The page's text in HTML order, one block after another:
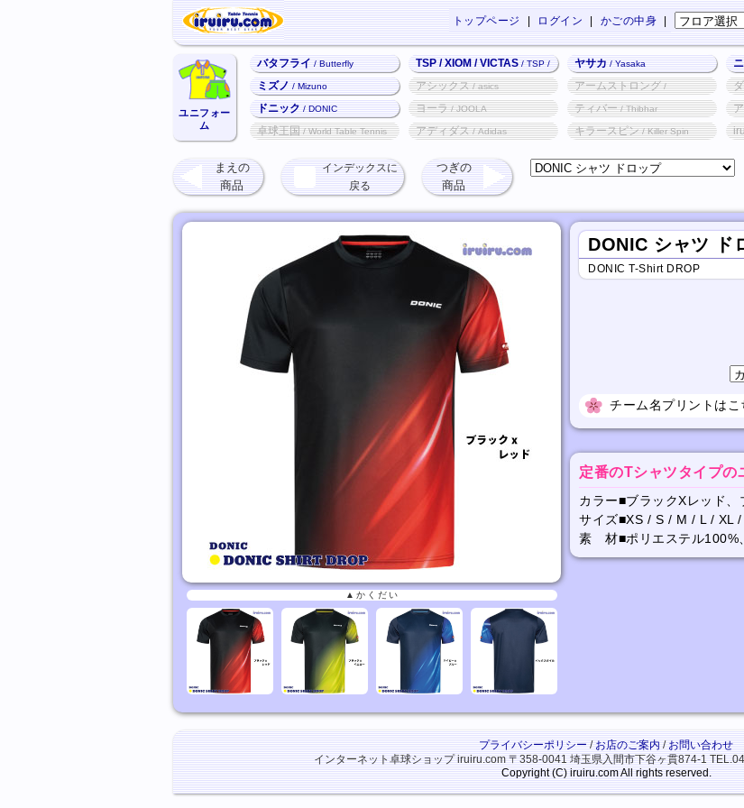
かごの中身
ログイン
トップページ
ユニフォー
ム
バタフライ/ Butterfly TSP / XIOM / VICTAS/ TSP /
XIOM / VICTAS
ヤサカ/ Yasaka
ミズノ/ Mizuno アシックス/ asics アームストロング/
Armstrong
ドニック/ DONIC ヨーラ/ JOOLA ティバー/ Thibhar
卓球王国/ World Table Tennis アディダス/ Adidas キラースピン/ Killer Spin
まえの
商品
インデックスに
戻る
つぎの
商品
▲かくだい
DONIC シャツ ド
DONIC T-Shirt DROP
チーム名プリントはこ
定番のTシャツタイプの
カラー■ブラックXレッド
サイズ■XS / S / M / L / XL /
素 材■ポリエステル100%
プライバシーポリシー/お店のご案内/お問い合わせ
インターネット卓球ショップ iruiru.com〒358-0041 埼玉県入間市下谷ヶ貫874-1
Copyright (C) iruiru.com All rights reserved.